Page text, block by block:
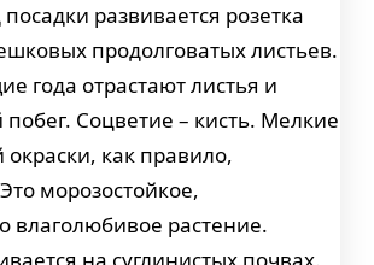
развивается розетка
продолговатых листьев.
года отрастают листья и
Соцветие – кисть. Мелкие
окраски, как правило,
морозостойкое,
влаголюбивое растение.
на суглинистых почвах.